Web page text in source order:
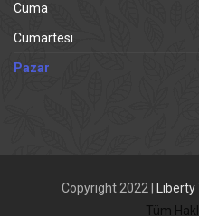
Cuma
Cumartesi
Pazar
Copyright 2022 |
Tüm